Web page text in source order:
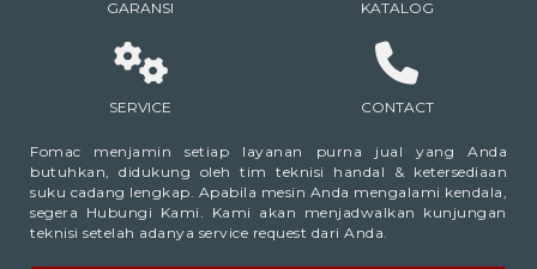
GARANSI KATALOG
SERVICE CONTACT
Fomac menjamin setiap layanan purna jual yang Anda
butuhkan, didukung oleh tim teknisi handal & ketersediaan
suku cadang lengkap. Apabila mesin Anda mengalami kendala,
segera Hubungi Kami. Kami akan menjadwalkan kunjungan
teknisi setelah adanya service request dari Anda.